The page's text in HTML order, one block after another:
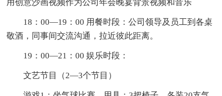
用创意沙画视频作为公司年会晚宴背景视频和音乐
18：00—19：00 用餐时段：公司领导及员工到各桌
敬酒，同事间交流沟通，拉近彼此距离。
19：00—21：00 娱乐时段：
文艺节目（2—3个节目）